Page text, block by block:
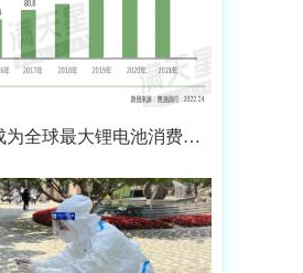
为全球最大锂电池消费市
比约达59.4%